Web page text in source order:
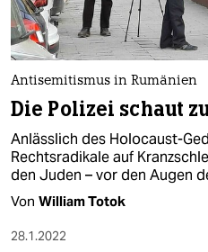
Antisemitismus in Rumänien
Die Polizei schaut
Anlässlich des Holocaust-
Rechtsradikale auf
den Juden – vor den Augen
Von William Totok
28.1.2022